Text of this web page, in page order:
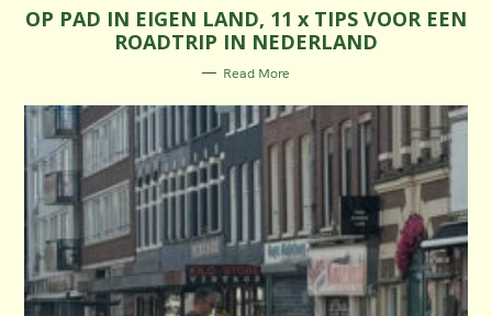
T
E
G
O
R
I
S
OP PAD IN EIGEN LAND, 11 x TIPS VOOR EEN
ROADTRIP IN NEDERLAND
Read More